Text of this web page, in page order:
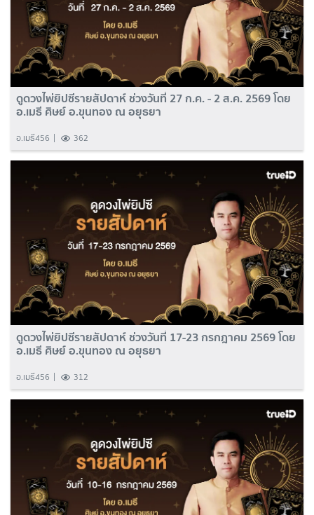
ดูดวงไพ่ยิปซีรายสัปดาห์ ช่วงวันที่ 27 ก.ค. - 2 ส.ค. 2569 โดย
อ.เมธี ศิษย์ อ.ขุนทอง ณ อยุธยา
อ.เมธี456 362
ดูดวงไพ่ยิปซีรายสัปดาห์ ช่วงวันที่ 17-23 กรกฎาคม 2569 โดย
อ.เมธี ศิษย์ อ.ขุนทอง ณ อยุธยา
อ.เมธี456 312